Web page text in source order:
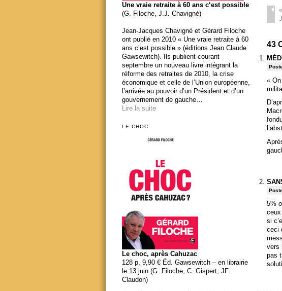
«
43
«
5%
si
ceci
vers
pas
Une vraie retraite à 60 ans c‘est possible
(G. Filoche, J.J. Chavigné)
Jean-Jacques Chavigné et Gérard Filoche
ont publié en 2010 « Une vraie retraite à 60
ans c’est possible » (éditions Jean Claude
Gawsewitch). Ils publient courant
septembre un nouveau livre intégrant la
réforme des retraites de 2010, la crise
économique et celle de l’Union européenne,
l’arrivée au pouvoir d’un Président et d’un
gouvernement de gauche…
Lire la suite
LE CHOC
Le choc, après Cahuzac
128 p, 9,90 € Éd. Gawsewitch – en librairie
le 13 juin (G. Filoche, C. Gispert, JF
Claudon)